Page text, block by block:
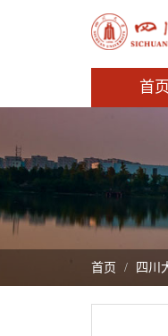
首页
首页 四川